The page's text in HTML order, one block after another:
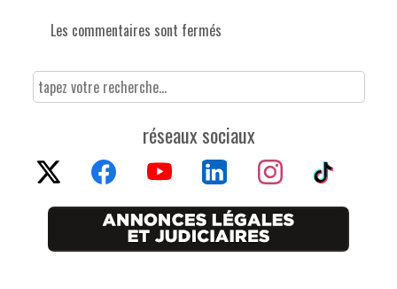
Les commentaires sont fermés
réseaux sociaux